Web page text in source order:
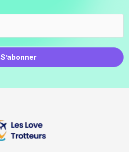
S’abonner